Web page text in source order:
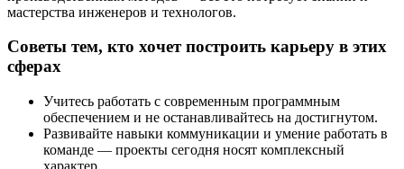
мастерства инженеров и технологов.
Советы тем, кто хочет построить карьеру в этих
сферах
Учитесь работать с современным программным
обеспечением и не останавливайтесь на достигнутом.
Развивайте навыки коммуникации и умение работать в
команде — проекты сегодня носят комплексный
характер.